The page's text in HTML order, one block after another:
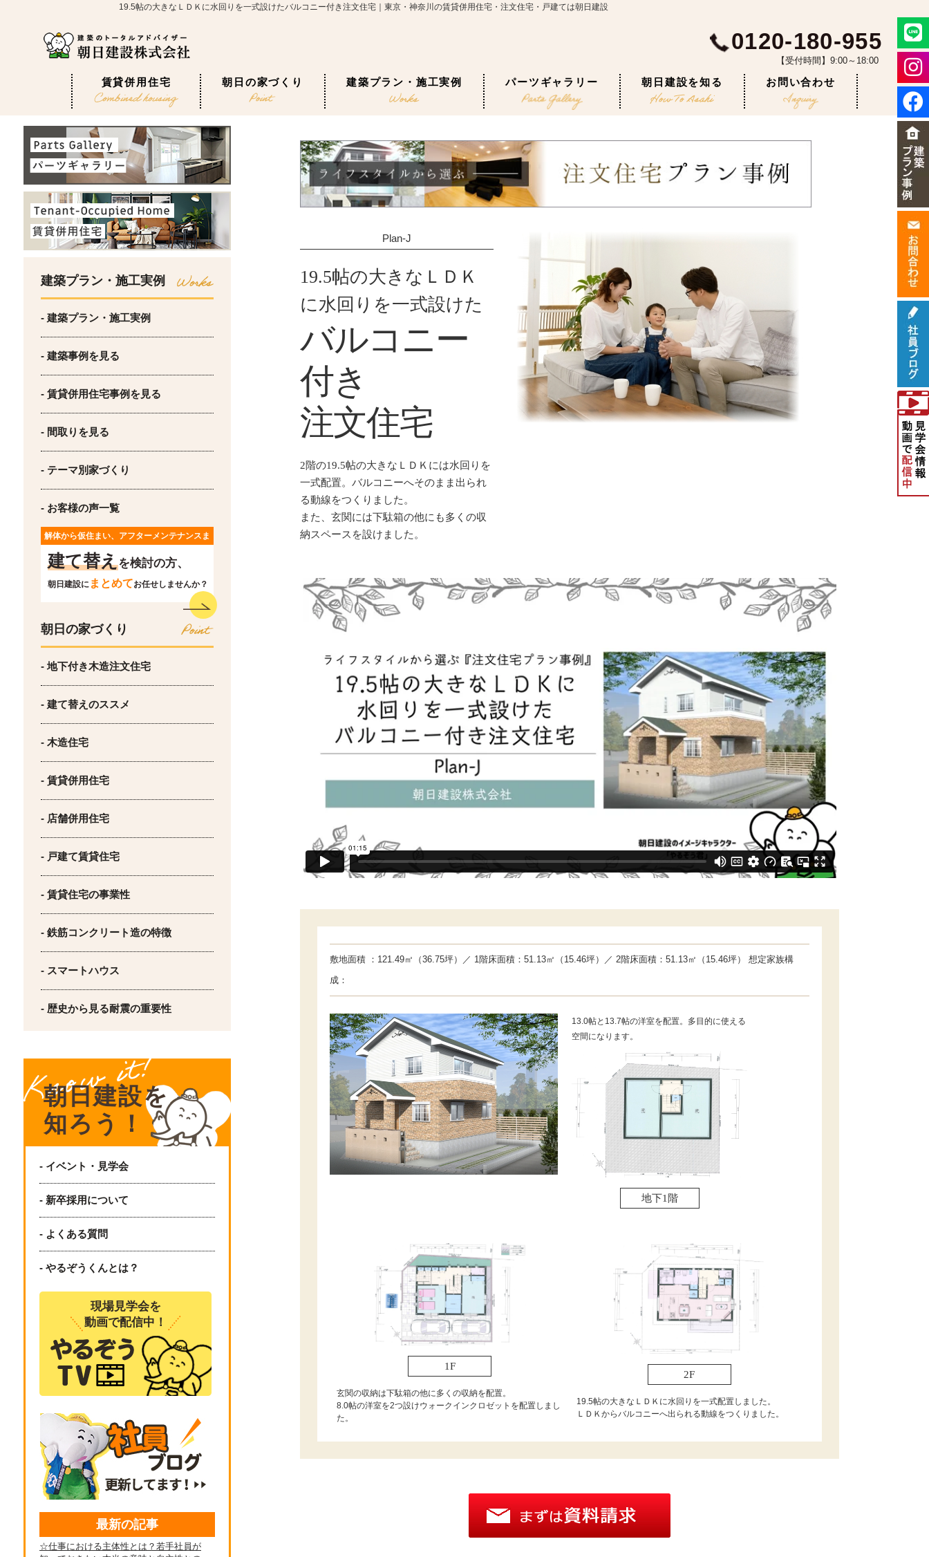
19.5帖の大きなＬＤＫに水回りを一式設けたバルコニー付き注文住宅｜東京・神奈川の賃貸併用住宅・注文住宅・戸建ては朝日建設
0120-180-955
【受付時間】9:00～18:00
賃貸併用住宅 朝日の家づくり 建築プラン・施工実例 パーツギャラリー 朝日建設を知る お問い合わせ
建築プラン・施工実例
- 建築プラン・施工実例
- 建築事例を見る
- 賃貸併用住宅事例を見る
- 間取りを見る
- テーマ別家づくり
- お客様の声一覧
解体から仮住まい、アフターメンテナンスま
建て替えを検討の方、
朝日建設に まとめてお任せしませんか？
朝日の家づくり
- 地下付き木造注文住宅
- 建て替えのススメ
- 木造住宅
- 賃貸併用住宅
- 店舗併用住宅
- 戸建て賃貸住宅
- 賃貸住宅の事業性
- 鉄筋コンクリート造の特徴
- スマートハウス
- 歴史から見る耐震の重要性
朝日建設を
知ろう！
- イベント・見学会
- 新卒採用について
- よくある質問
- やるぞうくんとは？
現場見学会を
動画で配信中！
最新の記事
Plan-J
19.5帖の大きなＬＤＫ
に水回りを一式設けた
バルコニー
付き
注文住宅
2階の19.5帖の大きなＬＤＫには水回りを
一式配置。バルコニーへそのまま出られ
る動線をつくりました。
また、玄関には下駄箱の他にも多くの収
納スペースを設けました。
敷地面積 ：121.49㎡（36.75坪）／ 1階床面積：51.13㎡（15.46坪）／ 2階床面積：51.13㎡（15.46坪） 想定家族構
成：
13.0帖と13.7帖の洋室を配置。多目的に使える
空間になります。
地下1階
1F
玄関の収納は下駄箱の他に多くの収納を配置。
8.0帖の洋室を2つ設けウォークインクロゼットを配置しまし
た。
2F
19.5帖の大きなＬＤＫに水回りを一式配置しました。
ＬＤＫからバルコニーへ出られる動線をつくりました。